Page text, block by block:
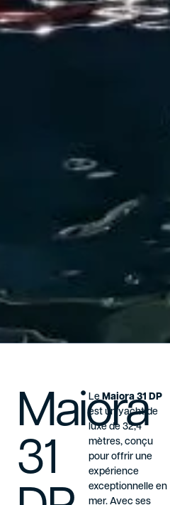
Maiora
31
LeMaiora 31 DP
est un yacht de
luxe de 32,4
mètres, conçu
pour offrir une
expérience
exceptionnelle en
mer. Avec ses